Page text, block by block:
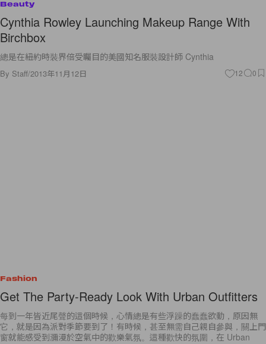
Beauty
Cynthia Rowley Launching Makeup Range With
Birchbox
總是在紐約時裝界倍受矚目的美國知名服裝設計師 Cynthia
By Staff/2013年11月12日 12 0
Fashion
Get The Party-Ready Look With Urban Outfitters
每到一年皆近尾聲的這個時候，心情總是有些浮躁的蠢蠢欲動，原因無
它，就是因為派對季節要到了！有時候，甚至無需自己親自參與，關上門
窗就能感受到瀰漫於空氣中的歡樂氣氛。這種歡快的氛圍，在 Urban